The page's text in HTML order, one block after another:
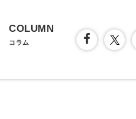
COLUMN
コラム